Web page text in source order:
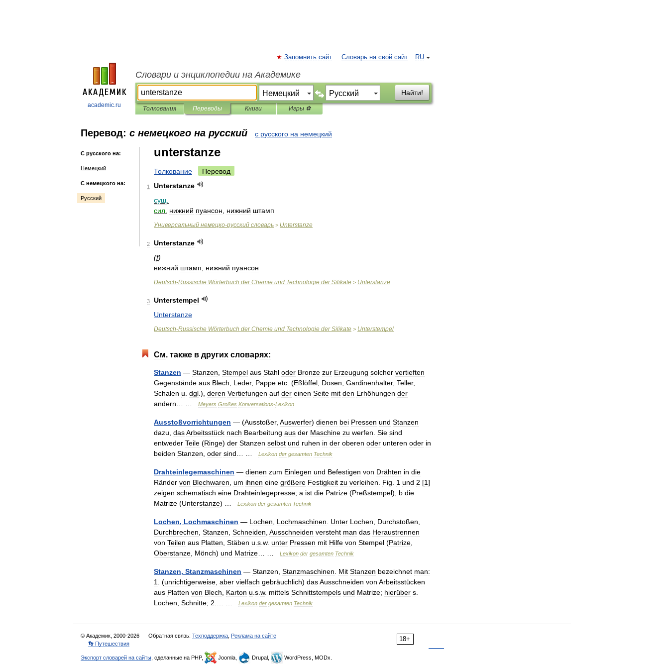
academic.ru
RU
Запомнить сайт Словарь на свой сайт
Словари и энциклопедии на Академике
Найти!
Толкования Переводы Книги Игры ⚽
Перевод: с немецкого на русский с русского на немецкий
С русского на:
Немецкий
С немецкого на:
Русский
unterstanze
Толкование Перевод
1
Unterstanze
сущ
сил нижний пуансон нижний штамп
Универсальный немецко-русский словарь > Unterstanze
2
Unterstanze
(f)
нижний штамп нижний пуансон
Deutsch-Russische Wörterbuch der Chemie und Technologie der Silikate > Unterstanze
3
Unterstempel
Unterstanze
Deutsch-Russische Wörterbuch der Chemie und Technologie der Silikate > Unterstempel
См. также в других словарях:
Stanzen — Stanzen Stempel aus Stahl oder Bronze zur Erzeugung solcher vertieften
Gegenstände aus Blech Leder, Pappe etc . (Eßlöffel Dosen Gardinenhalter, Teller,
Schalen u dgl .), deren Vertiefungen auf der einen Seite mit den Erhöhungen der
andern
Meyers Großes Konversations-Lexikon
Ausstoßvorrichtungen — (Ausstoßer, Auswerfer) dienen bei Pressen und Stanzen
dazu dasArbeitsstück nach Bearbeitung aus der Maschine zu werfen Sie sind
entweder Teile (Ringe) der Stanzen selbst und ruhen in der oberen oder unteren oder in
beiden Stanzen oder sind Lexikon der gesamten Technik
Drahteinlegemaschinen — dienen zum Einlegen und Befestigen von Drähten in die
Ränder von Blechwaren um ihnen eine größere Festigkeit zu verleihen Fig 1 und 2 [1]
zeigen schematisch eine Drahteinlegepresse; a ist die Patrize (Preßstempel), b die
Matrize (Unterstanze) … Lexikon der gesamten Technik
Lochen, Lochmaschinen — Lochen Lochmaschinen Unter Lochen Durchstoßen
Durchbrechen Stanzen Schneiden Ausschneiden versteht man das Heraustrennen
von Teilen aus Platten Stäben u s w. unter Pressen mit Hilfe von Stempel (Patrize
Oberstanze Mönch) und Matrize Lexikon der gesamten Technik
Stanzen, Stanzmaschinen — Stanzen Stanzmaschinen Mit Stanzen bezeichnet man:
1
. (unrichtigerweise aber vielfach gebräuchlich) dasAusschneiden von Arbeitsstücken
aus Platten von Blech Karton u s w. mittels Schnittstempels und Matrize; hierüber s
Lochen Schnitte; 2 Lexikon der gesamten Technik
18+
© Академик, 2000-2026 Обратная связь: Техподдержка Реклама на сайте
👣 Путешествия
Экспорт словарей на сайты , сделанные на PHP, Joomla, Drupal, WordPress, MODx.